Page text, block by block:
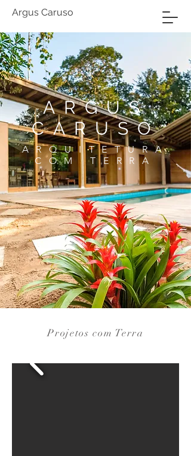
Argus Caruso
ARGUS
CARUSO
ARQUITETURA
COM TERRA
Projetos com Terra